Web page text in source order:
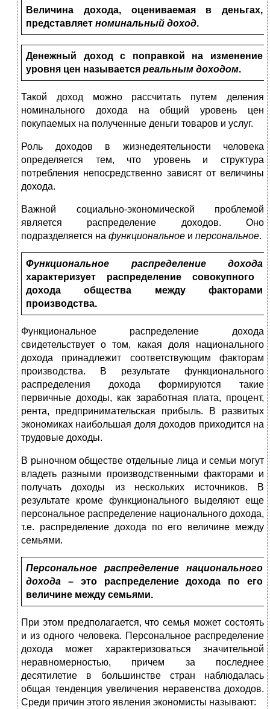
Величина дохода, оцениваемая в деньгах,
представляет номинальный доход.
Денежный доход с поправкой на изменение
уровня цен называется реальным доходом.
Такой доход можно рассчитать путем деления
номинального дохода на общий уровень цен
покупаемых на полученные деньги товаров и услуг.
Роль доходов в жизнедеятельности человека
определяется тем, что уровень и структура
потребления непосредственно зависят от величины
дохода.
Важной социально-экономической проблемой
является распределение доходов. Оно
подразделяется на функциональное и персональное.
Функциональное распределение дохода
характеризует распределение совокупного
дохода общества между факторами
производства.
Функциональное распределение дохода
свидетельствует о том, какая доля национального
дохода принадлежит соответствующим факторам
производства. В результате функционального
распределения дохода формируются такие
первичные доходы, как заработная плата, процент,
рента, предпринимательская прибыль. В развитых
экономиках наибольшая доля доходов приходится на
трудовые доходы.
В рыночном обществе отдельные лица и семьи могут
владеть разными производственными факторами и
получать доходы из нескольких источников. В
результате кроме функционального выделяют еще
персональное распределение национального дохода,
т.е. распределение дохода по его величине между
семьями.
Персональное распределение национального
дохода – это распределение дохода по его
величине между семьями.
При этом предполагается, что семья может состоять
и из одного человека. Персональное распределение
дохода может характеризоваться значительной
неравномерностью, причем за последнее
десятилетие в большинстве стран наблюдалась
общая тенденция увеличения неравенства доходов.
Среди причин этого явления экономисты называют: